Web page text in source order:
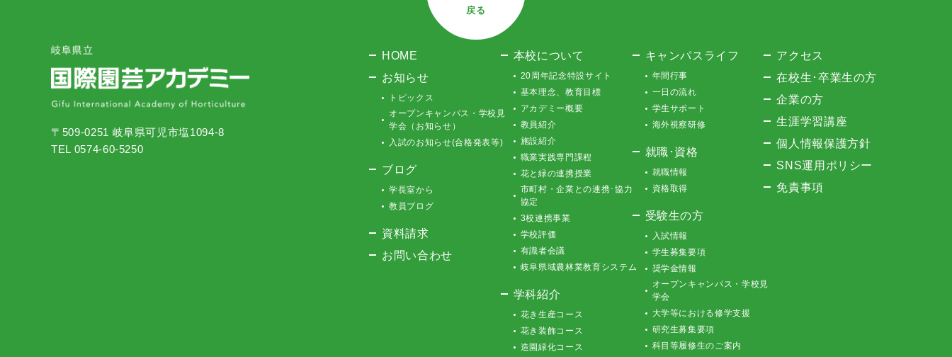
戻る
〒509-0251 岐阜県可児市塩1094-8
TEL 0574-60-5250
HOME
お知らせ
トピックス
オープンキャンパス・学校見
学会（お知らせ）
入試のお知らせ(合格発表等)
ブログ
学長室から
教員ブログ
資料請求
お問い合わせ
本校について
20周年記念特設サイト
基本理念、教育目標
アカデミー概要
教員紹介
施設紹介
職業実践専門課程
花と緑の連携授業
市町村・企業との連携･協力
協定
3校連携事業
学校評価
有識者会議
岐阜県域農林業教育システム
学科紹介
花き生産コース
花き装飾コース
造園緑化コース
キャンパスライフ
年間行事
一日の流れ
学生サポート
海外視察研修
就職･資格
就職情報
資格取得
受験生の方
入試情報
学生募集要項
奨学金情報
オープンキャンパス・学校見
学会
大学等における修学支援
研究生募集要項
科目等履修生のご案内
アクセス
在校生･卒業生の方
企業の方
生涯学習講座
個人情報保護方針
SNS運用ポリシー
免責事項